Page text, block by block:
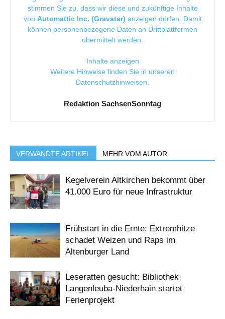
stimmen Sie zu, dass wir diese und zukünftige Inhalte
von Automattic Inc. (Gravatar) anzeigen dürfen. Damit
können personenbezogene Daten an Drittplattformen
übermittelt werden.
Inhalte anzeigen
Weitere Hinweise finden Sie in unseren
Datenschutzhinweisen
Redaktion SachsenSonntag
VERWANDTE ARTIKEL MEHR VOM AUTOR
Kegelverein Altkirchen bekommt über
41.000 Euro für neue Infrastruktur
Frühstart in die Ernte: Extremhitze
schadet Weizen und Raps im
Altenburger Land
Leseratten gesucht: Bibliothek
Langenleuba-Niederhain startet
Ferienprojekt